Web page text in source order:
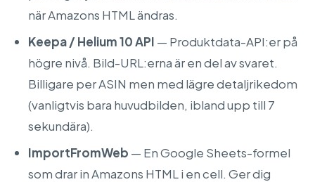
när Amazons HTML ändras.
Keepa / Helium 10 API — Produktdata-API:er på
högre nivå. Bild-URL:erna är en del av svaret.
Billigare per ASIN men med lägre detaljrikedom
(vanligtvis bara huvudbilden, ibland upp till 7
sekundära).
ImportFromWeb — En Google Sheets-formel
som drar in Amazons HTML i en cell. Ger dig